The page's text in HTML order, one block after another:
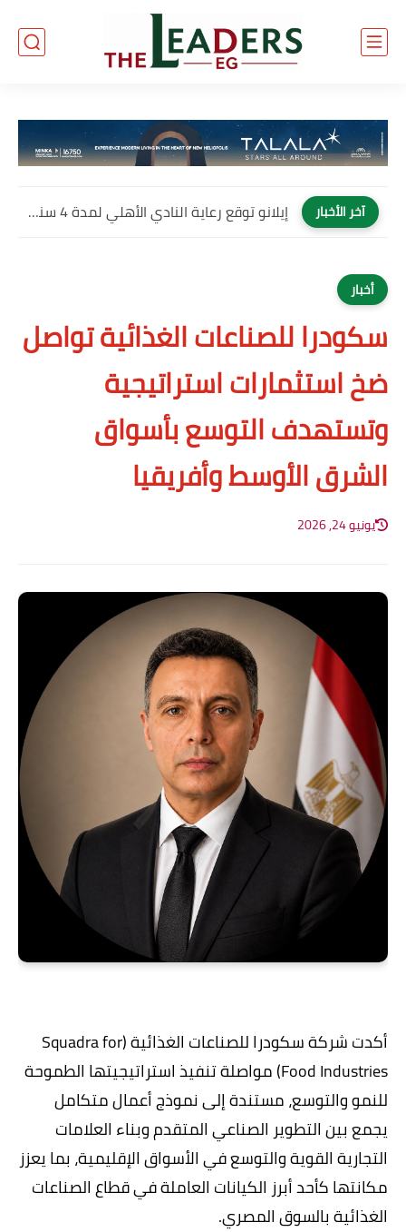
آخر الأخبار إيلانو توقع رعاية النادي الأهلي لمدة 4 سنوات وتصبح العلامة...
أخبار
سكودرا للصناعات الغذائية تواصل
ضخ استثمارات استراتيجية
وتستهدف التوسع بأسواق
الشرق الأوسط وأفريقيا
يونيو 24, 2026
أكدت شركة سكودرا للصناعات الغذائية (Squadra for
Food Industries) مواصلة تنفيذ استراتيجيتها الطموحة
للنمو والتوسع، مستندة إلى نموذج أعمال متكامل
يجمع بين التطوير الصناعي المتقدم وبناء العلامات
التجارية القوية والتوسع في الأسواق الإقليمية، بما يعزز
مكانتها كأحد أبرز الكيانات العاملة في قطاع الصناعات
الغذائية بالسوق المصري.